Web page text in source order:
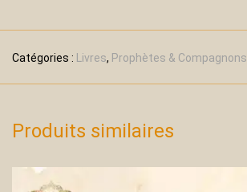
Catégories : Livres, Prophètes & Compagnons
Produits similaires